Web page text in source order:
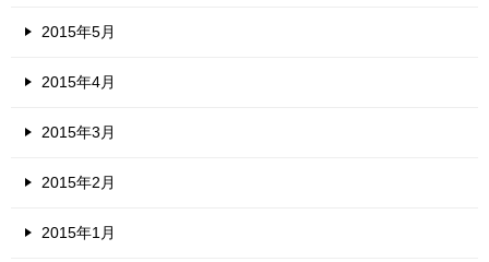
2015年5月
2015年4月
2015年3月
2015年2月
2015年1月